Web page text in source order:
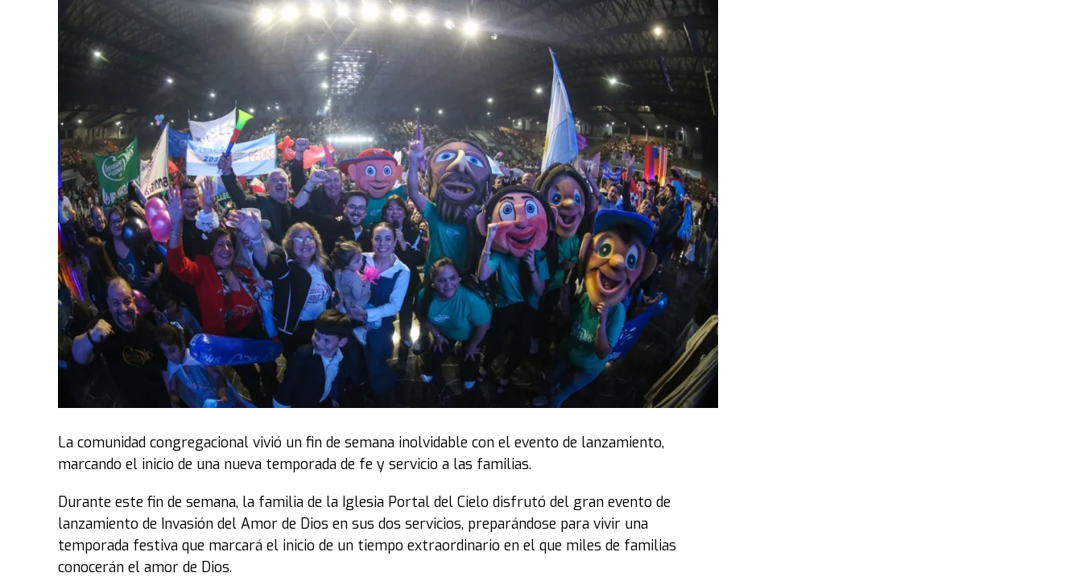
La comunidad congregacional vivió un fin de semana inolvidable con el evento de lanzamiento,
marcando el inicio de una nueva temporada de fe y servicio a las familias.
Durante este fin de semana, la familia de la Iglesia Portal del Cielo disfrutó del gran evento de
lanzamiento de Invasión del Amor de Dios en sus dos servicios, preparándose para vivir una
temporada festiva que marcará el inicio de un tiempo extraordinario en el que miles de familias
conocerán el amor de Dios.